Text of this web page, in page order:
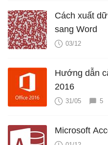
Cách xuất
sang Word
03/12
Hướng dẫn
2016
31/05 5
Microsoft